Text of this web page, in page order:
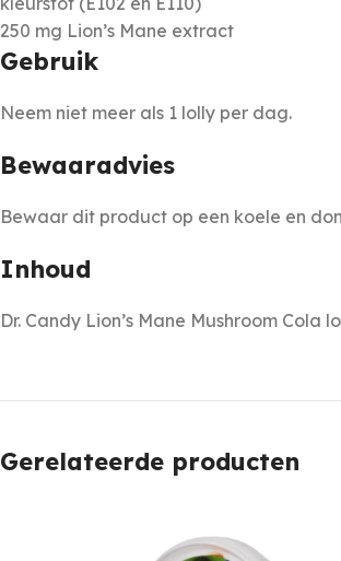
250 mg Lion’s Mane extract
Gebruik
Neem niet meer als 1 lolly per dag.
Bewaaradvies
Bewaar dit product op een koele en
Inhoud
Dr. Candy Lion’s Mane Mushroom Cola
Gerelateerde producten